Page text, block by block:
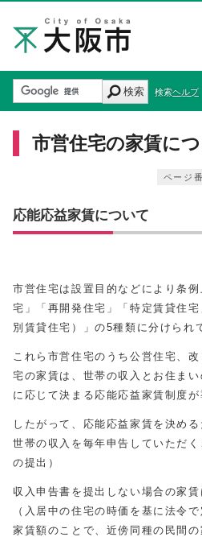
検索 検索ヘルプ
市営住宅の家賃に
ページ
応能応益家賃について
市営住宅は設置目的などにより条
宅」「再開発住宅」「特定賃貸住
別賃貸住宅）」の5種類に分けられ
これら市営住宅のうち公営住宅、
宅の家賃は、世帯の収入とお住ま
に応じて決まる応能応益家賃制度が
したがって、応能応益家賃を決め
世帯の収入を毎年申告していただ
の提出）
収入申告書を提出しない場合の家
（入居中の住宅の時価を基に法令
家賃額のことで、近傍同種の民間